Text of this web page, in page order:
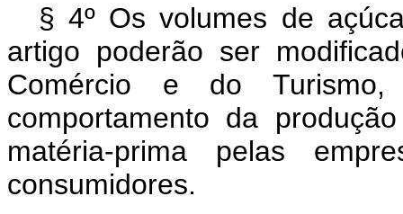
§ 4º Os volumes de
artigo poderão ser
Comércio e do
comportamento da
matéria-prima pelas
consumidores.